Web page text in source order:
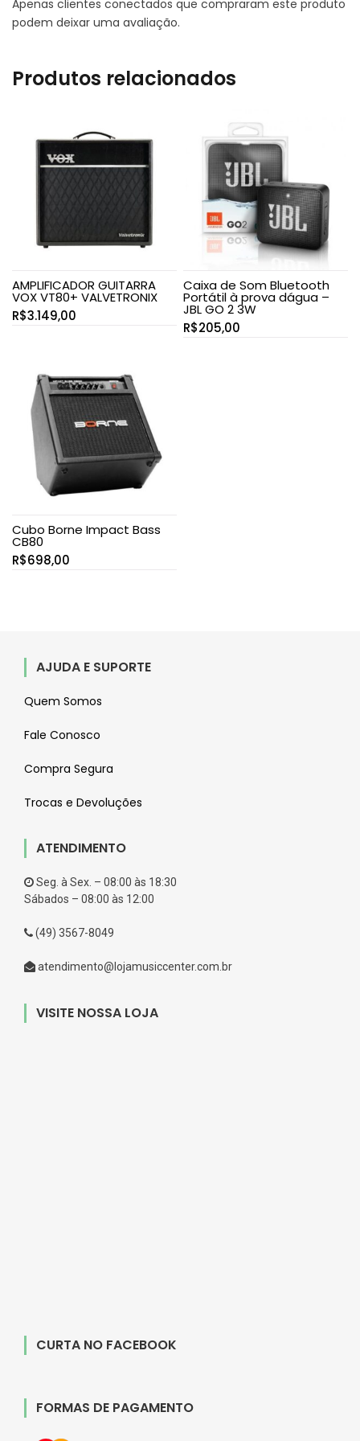
Apenas clientes conectados que compraram este produto
podem deixar uma avaliação.
Produtos relacionados
AMPLIFICADOR GUITARRA
VOX VT80+ VALVETRONIX
R$3.149,00
Caixa de Som Bluetooth
Portátil à prova dágua –
JBL GO 2 3W
R$205,00
Cubo Borne Impact Bass
CB80
R$698,00
AJUDA E SUPORTE
Quem Somos
Fale Conosco
Compra Segura
Trocas e Devoluções
ATENDIMENTO
Seg. à Sex. – 08:00 às 18:30
Sábados – 08:00 às 12:00
(49) 3567-8049
atendimento@lojamusiccenter.com.br
VISITE NOSSA LOJA
CURTA NO FACEBOOK
FORMAS DE PAGAMENTO